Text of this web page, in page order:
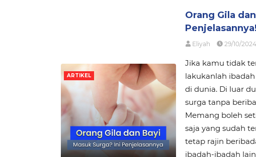
ARTIKEL
Orang Gila
Penjelasannya!
Eliyah 29/10/2024
Jika kamu tidak
lakukanlah
di dunia. Di luar
surga tanpa
Memang boleh
saja yang sudah
tetap rajin
ibadah-ibadah